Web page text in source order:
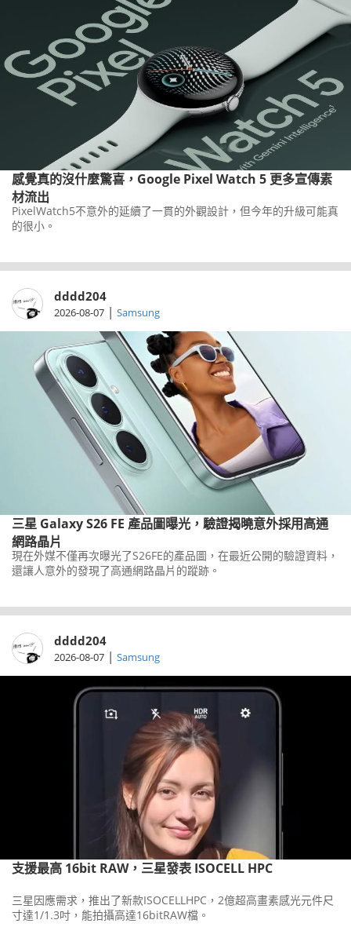
感覺真的沒什麼驚喜，Google Pixel Watch 5 更多宣傳素
材流出
PixelWatch5不意外的延續了一貫的外觀設計，但今年的升級可能真
的很小。
dddd204
2026-08-07 | Samsung
三星 Galaxy S26 FE 產品圖曝光，驗證揭曉意外採用高通
網路晶片
現在外媒不僅再次曝光了S26FE的產品圖，在最近公開的驗證資料，
還讓人意外的發現了高通網路晶片的蹤跡。
dddd204
2026-08-07 | Samsung
支援最高 16bit RAW，三星發表 ISOCELL HPC
三星因應需求，推出了新款ISOCELLHPC，2億超高畫素感光元件尺
寸達1/1.3吋，能拍攝高達16bitRAW檔。